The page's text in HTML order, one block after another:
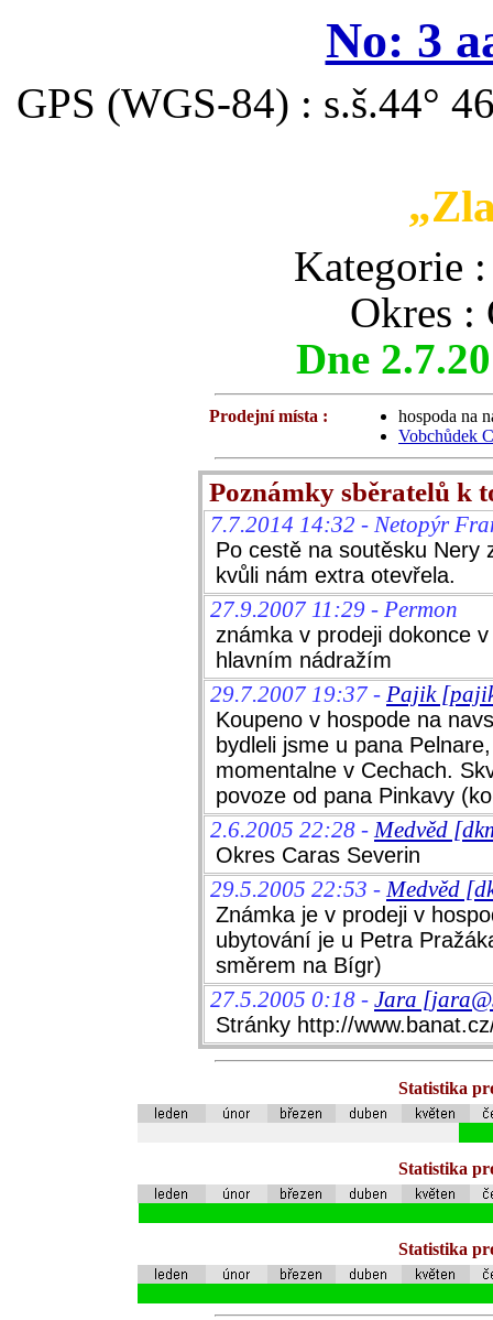
No: 3
GPS (WGS-84) : s.š.44°
Kategorie
Okres :
Dne
Prodejní místa :
hospoda na
Vobchůdek
Poznámky sběratelů k
7.7.2014 14:32 - Netopýr
Po cestě na soutěsku Nery
kvůli nám extra otevřela.
27.9.2007 11:29 - Permon
známka v prodeji dokonce
hlavním nádražím
29.7.2007 19:37 - Pajik
Koupeno v hospode na
bydleli jsme u pana
momentalne v Cechach.
povoze od pana Pinkavy
2.6.2005 22:28 - Medvěd
Okres Caras Severin
29.5.2005 22:53 - Medvěd
Známka je v prodeji v
ubytování je u Petra
směrem na Bígr)
27.5.2005 0:18 - Jara
Stránky http://
Statistika
Statistika
Statistika